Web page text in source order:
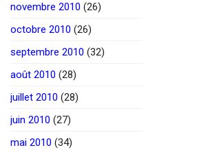
novembre 2010 (26)
octobre 2010 (26)
septembre 2010 (32)
août 2010 (28)
juillet 2010 (28)
juin 2010 (27)
mai 2010 (34)